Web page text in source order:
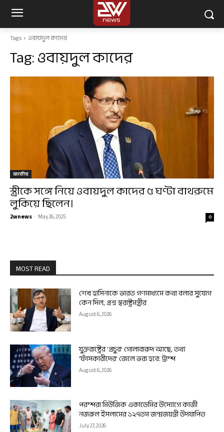
Tags ওবায়দুল কাদের
Tag:ওবায়দুল কাদের
জাতীয়
স্ত্রীকে সঙ্গে নিয়ে ওবায়দুল কাদের ৫ ঘণ্টা বাথরুমে
লুকিয়ে ছিলেন।
2wnews - May 26, 2025 0
MOST READ
শেখ হাসিনাকে ভারত গণমাধ্যমে কথা বলার সুযোগ
কেন দিল, প্রশ্ন স্বরাষ্ট্রমন্ত্রীর
August 6, 2026
যুক্তরাষ্ট্রের ‘প্রচুর’ গোলাবারুদ আছে, তথ্য
‘ফাঁসকারীদের’ জেলে ভরা হবে: ট্রাম্প
August 6, 2026
পরম্পরা মিউজিক একাডেমির উদ্যোগে কাজী
নজরুল ইসলামের ১২৭তম জন্মজয়ন্তী উদযাপিত
July 27, 2026